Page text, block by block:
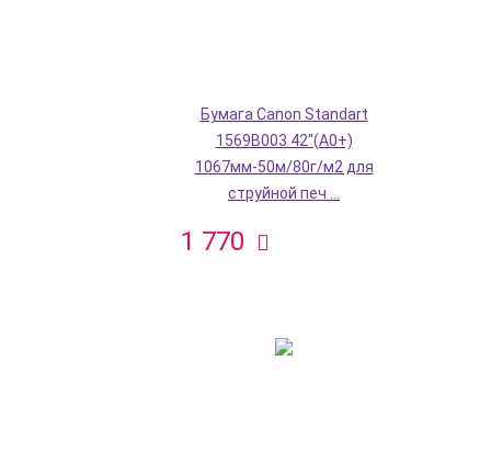
Бумага Canon Standart
1569B003 42"(A0+)
1067мм-50м/80г/м2 для
струйной печ ...
1 770